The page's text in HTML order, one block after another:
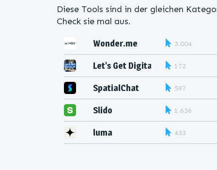
Diese Tools sind in der gleichen
Check sie mal aus.
Wonder.me 3.004
Let's Get Digital 172
SpatialChat 597
Slido 1.636
luma 433